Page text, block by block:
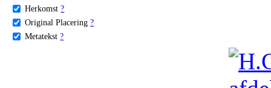
Herkomst ?
Original Placering ?
Metatekst ?